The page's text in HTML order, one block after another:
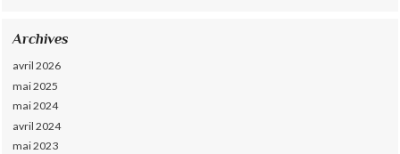
Archives
avril 2026
mai 2025
mai 2024
avril 2024
mai 2023